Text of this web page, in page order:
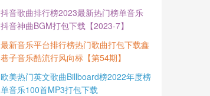
抖音歌曲排行榜2023最新热门榜单音乐
抖音神曲BGM打包下载【2023-7】
最新音乐平台排行榜热门歌曲打包下载鑫
巷子音乐酷流行风向标【第54期】
欧美热门英文歌曲Billboard榜2022年度榜
单音乐100首MP3打包下载